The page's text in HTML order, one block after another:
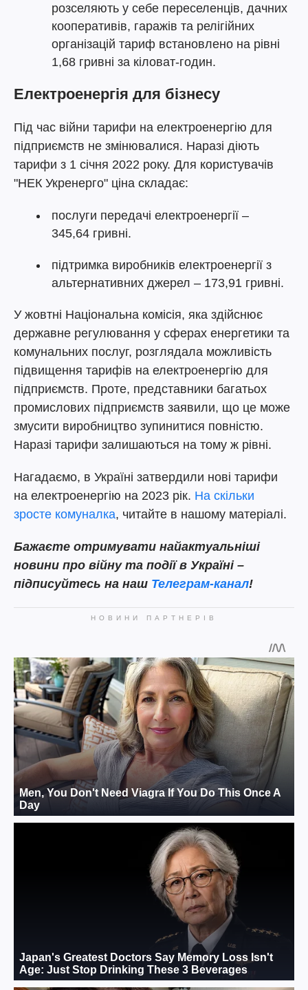
розселяють у себе переселенців, дачних
кооперативів, гаражів та релігійних
організацій тариф встановлено на рівні
1,68 гривні за кіловат-годин.
Електроенергія для бізнесу
Під час війни тарифи на електроенергію для
підприємств не змінювалися. Наразі діють
тарифи з 1 січня 2022 року. Для користувачів
"НЕК Укренерго" ціна складає:
послуги передачі електроенергії –
345,64 гривні.
підтримка виробників електроенергії з
альтернативних джерел – 173,91 гривні.
У жовтні Національна комісія, яка здійснює
державне регулювання у сферах енергетики та
комунальних послуг, розглядала можливість
підвищення тарифів на електроенергію для
підприємств. Проте, представники багатьох
промислових підприємств заявили, що це може
змусити виробництво зупинитися повністю.
Наразі тарифи залишаються на тому ж рівні.
Нагадаємо, в Україні затвердили нові тарифи
на електроенергію на 2023 рік. На скільки
зросте комуналка, читайте в нашому матеріалі.
Бажаєте отримувати найактуальніші
новини про війну та події в Україні –
підписуйтесь на наш Телеграм-канал!